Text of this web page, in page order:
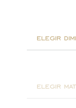
elegir
elegir